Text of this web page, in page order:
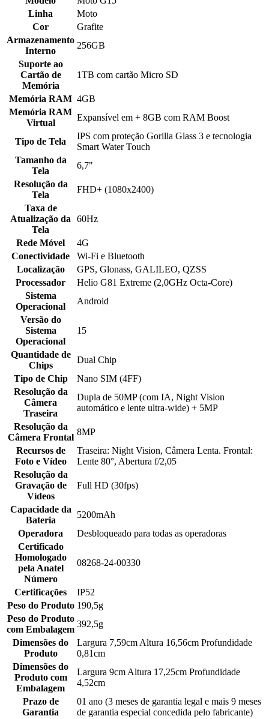
Linha
Moto
Cor
Grafite
Armazenamento
Interno
256GB
Suporte ao
Cartão de
Memória
1TB com cartão Micro SD
Memória RAM 4GB
Memória RAM
Virtual
Expansível em + 8GB com RAM Boost
Tipo de Tela
IPS com proteção Gorilla Glass 3 e tecnologia
Smart Water Touch
Tamanho da
Tela
6,7"
Resolução da
Tela
FHD+ (1080x2400)
Taxa de
Atualização da
Tela
60Hz
Rede Móvel
4G
Conectividade
Wi-Fi e Bluetooth
Localização
GPS, Glonass, GALILEO, QZSS
Processador
Helio G81 Extreme (2,0GHz Octa-Core)
Sistema
Operacional
Android
Versão do
Sistema
Operacional
15
Quantidade de
Chips
Dual Chip
Tipo de Chip
Nano SIM (4FF)
Resolução da
Câmera
Traseira
Dupla de 50MP (com IA, Night Vision
automático e lente ultra-wide) + 5MP
Resolução da
Câmera Frontal
8MP
Recursos de
Foto e Vídeo
Traseira: Night Vision, Câmera Lenta. Frontal:
Lente 80°, Abertura f/2,05
Resolução da
Gravação de
Vídeos
Full HD (30fps)
Capacidade da
Bateria
5200mAh
Operadora
Desbloqueado para todas as operadoras
Certificado
Homologado
pela Anatel
Número
08268-24-00330
Certificações
IP52
Peso do Produto 190,5g
Peso do Produto
com Embalagem
392,5g
Dimensões do
Produto
Largura 7,59cm Altura 16,56cm Profundidade
0,81cm
Dimensões do
Produto com
Embalagem
Largura 9cm Altura 17,25cm Profundidade
4,52cm
Prazo de
Garantia
01 ano (3 meses de garantia legal e mais 9 meses
de garantia especial concedida pelo fabricante)